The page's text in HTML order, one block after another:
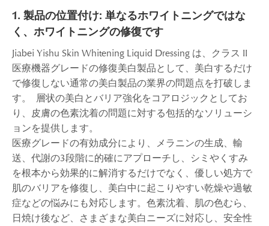
1. 製品の位置付け: 単なるホワイトニングではな
く、ホワイトニングの修復です
Jiabei Yishu Skin Whitening Liquid Dressing は、クラス II
医療機器グレードの修復美白製品として、美白するだけ
で修復しない通常の美白製品の業界の問題点を打破しま
す。 層状の美白とバリア強化をコアロジックとしてお
り、皮膚の色素沈着の問題に対する包括的なソリューシ
ョンを提供します。
医療グレードの有効成分により、メラニンの生成、輸
送、代謝の3段階に的確にアプローチし、シミやくすみ
を根本から効果的に解消するだけでなく、優しい処方で
肌のバリアを修復し、美白中に起こりやすい乾燥や過敏
症などの悩みにも対応します。色素沈着、肌の色むら、
日焼け後など、さまざまな美白ニーズに対応し、安全性